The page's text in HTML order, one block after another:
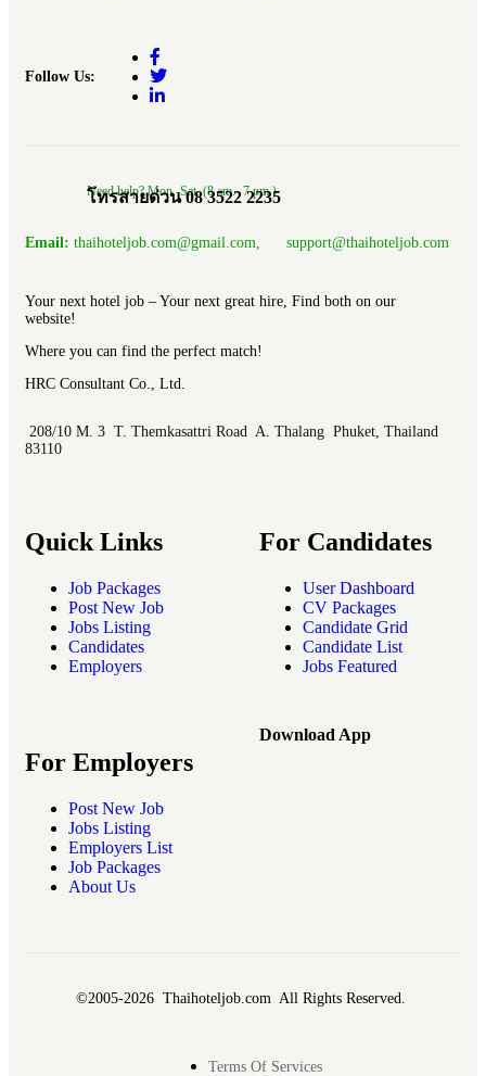
Follow Us:
Need help? Mon.-Sat. (8 am.- 7 pm.)
โทรสายด่วน 08 3522 2235
Email: thaihoteljob.com@gmail.com, support@thaihoteljob.com
Your next hotel job – Your next great hire, Find both on our
website!
Where you can find the perfect match!
HRC Consultant Co., Ltd.
208/10 M. 3 T. Themkasattri Road A. Thalang Phuket, Thailand
83110
Quick Links
Job Packages
Post New Job
Jobs Listing
Candidates
Employers
For Candidates
User Dashboard
CV Packages
Candidate Grid
Candidate List
Jobs Featured
For Employers
Post New Job
Jobs Listing
Employers List
Job Packages
About Us
Download App
©2005-2026 Thaihoteljob.com All Rights Reserved.
Terms Of Services